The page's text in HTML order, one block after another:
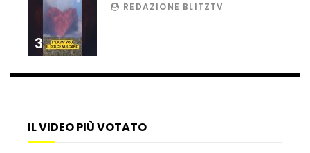
Cina, il cavallo melodrammatico che si
Portogallo, skateboarding dog per le
strade di Lisbona
3
REDAZIONE BLITZTV
IL VIDEO PIÙ VOTATO